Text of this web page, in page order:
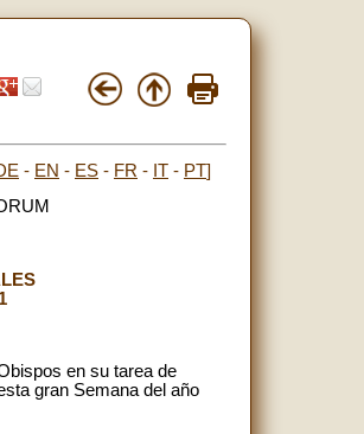
- EN - ES - FR - IT - PT]
en su tarea de
gran Semana del año